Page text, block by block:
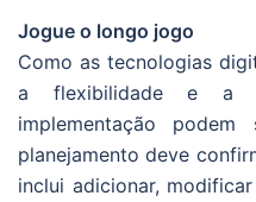
Jogue o longo jogo
Como as tecnologias
a flexibilidade e a
implementação
planejamento deve
inclui adicionar,